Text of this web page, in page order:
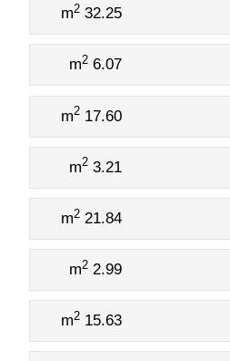
32.25 m
2
6.07 m
2
17.60 m
2
3.21 m
2
21.84 m
2
2.99 m
2
15.63 m
2